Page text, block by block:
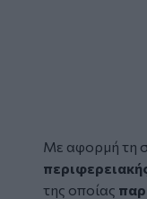
Με αφορμή τη
της οποίας